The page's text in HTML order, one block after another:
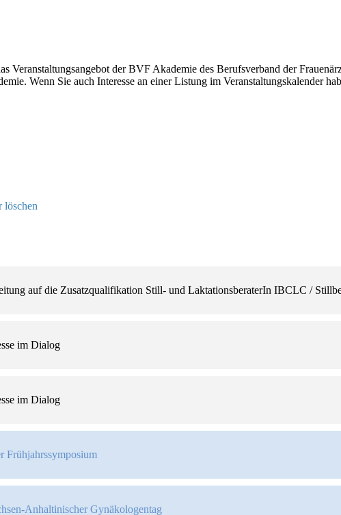
Veranstaltungsangebot der BVF Akademie des Berufsverband der
Wenn Sie auch Interesse an einer Listung im Veranstaltungskalender
löschen
auf die Zusatzqualifikation Still- und LaktationsberaterIn IBCLC /
im Dialog
im Dialog
Frühjahrssymposium
Anhaltinischer Gynäkologentag